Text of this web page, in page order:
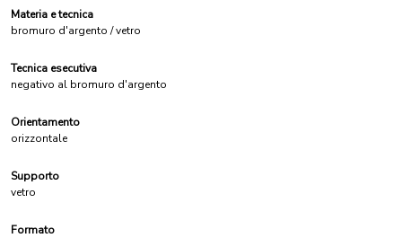
Materia e tecnica
bromuro d'argento / vetro
Tecnica esecutiva
negativo al bromuro d'argento
Orientamento
orizzontale
Supporto
vetro
Formato